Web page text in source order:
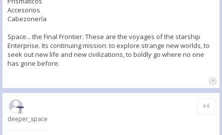
Accesorios
Cabezonería
Space... the Final Frontier. These are the voyages of the starship
Enterprise. Its continuing mission: to explore strange new worlds, to
seek out new life and new civilizations, to boldly go where no one
has gone before.
deeper_space
Citar